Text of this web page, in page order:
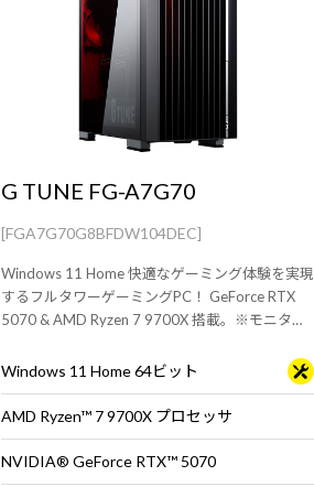
G TUNE FG-A7G70
[FGA7G70G8BFDW104DEC]
Windows 11 Home 快適なゲーミング体験を実現
するフルタワーゲーミングPC！ GeForce RTX
5070 & AMD Ryzen 7 9700X 搭載。※モニタ・
Windows 11 Home 64ビット
AMD Ryzen™ 7 9700X プロセッサ
NVIDIA® GeForce RTX™ 5070